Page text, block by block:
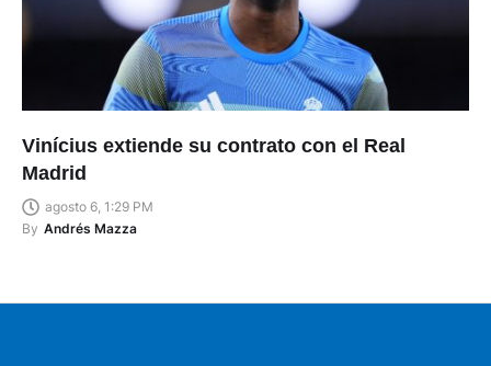
Vinícius extiende su contrato con el Real
Madrid
agosto 6, 1:29 PM
By Andrés Mazza